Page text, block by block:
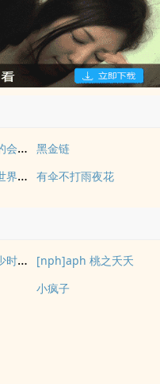
涩涩小鱼是真的会被干透 黑金链
被雌雄同体的世界爆炒了（玄幻nph） 有伞不打雨夜花
她决定宴请年少时的自己（1v1H）
[nph]aph 桃之夭夭
小疯子